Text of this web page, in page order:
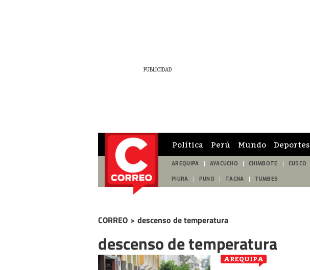
Política Perú Mundo Deportes
AREQUIPA AYACUCHO CHIMBOTE CUSCO
PIURA PUNO TACNA TUMBES
CORREO > descenso de temperatura
descenso de temperatura
AREQUIPA